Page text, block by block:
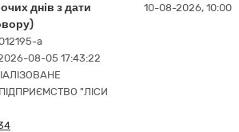
днів з дати
a
08-05 17:43:22
"ЛІСИ
10-08-2026, 10:00